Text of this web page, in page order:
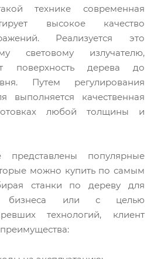
технике современная
высокое качество
Реализуется это
световому излучателю,
поверхность дерева до
Путем регулирования
выполняется качественная
любой толщины и
популярные
можно купить по самым
станки по дереву для
бизнеса или с целью
технологий, клиент